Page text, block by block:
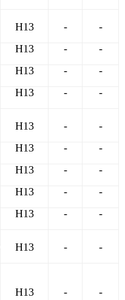
H13 -
-
H13 -
-
H13 -
-
H13 - -
H13 -
-
H13 -
-
H13 -
-
H13 -
-
H13 - -
H13 - -
H13 - -